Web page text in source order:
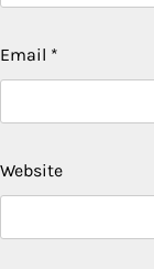
Email *
Website